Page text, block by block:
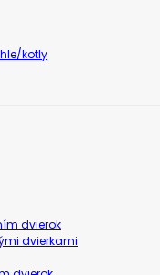
kotly
dvierok
dvierkami